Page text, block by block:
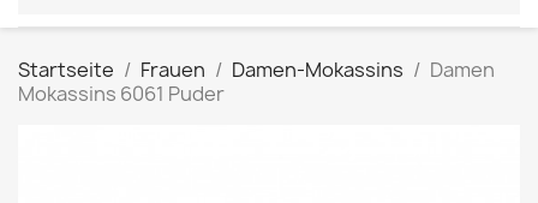
Startseite Frauen Damen-Mokassins
Damen
Mokassins 6061 Puder